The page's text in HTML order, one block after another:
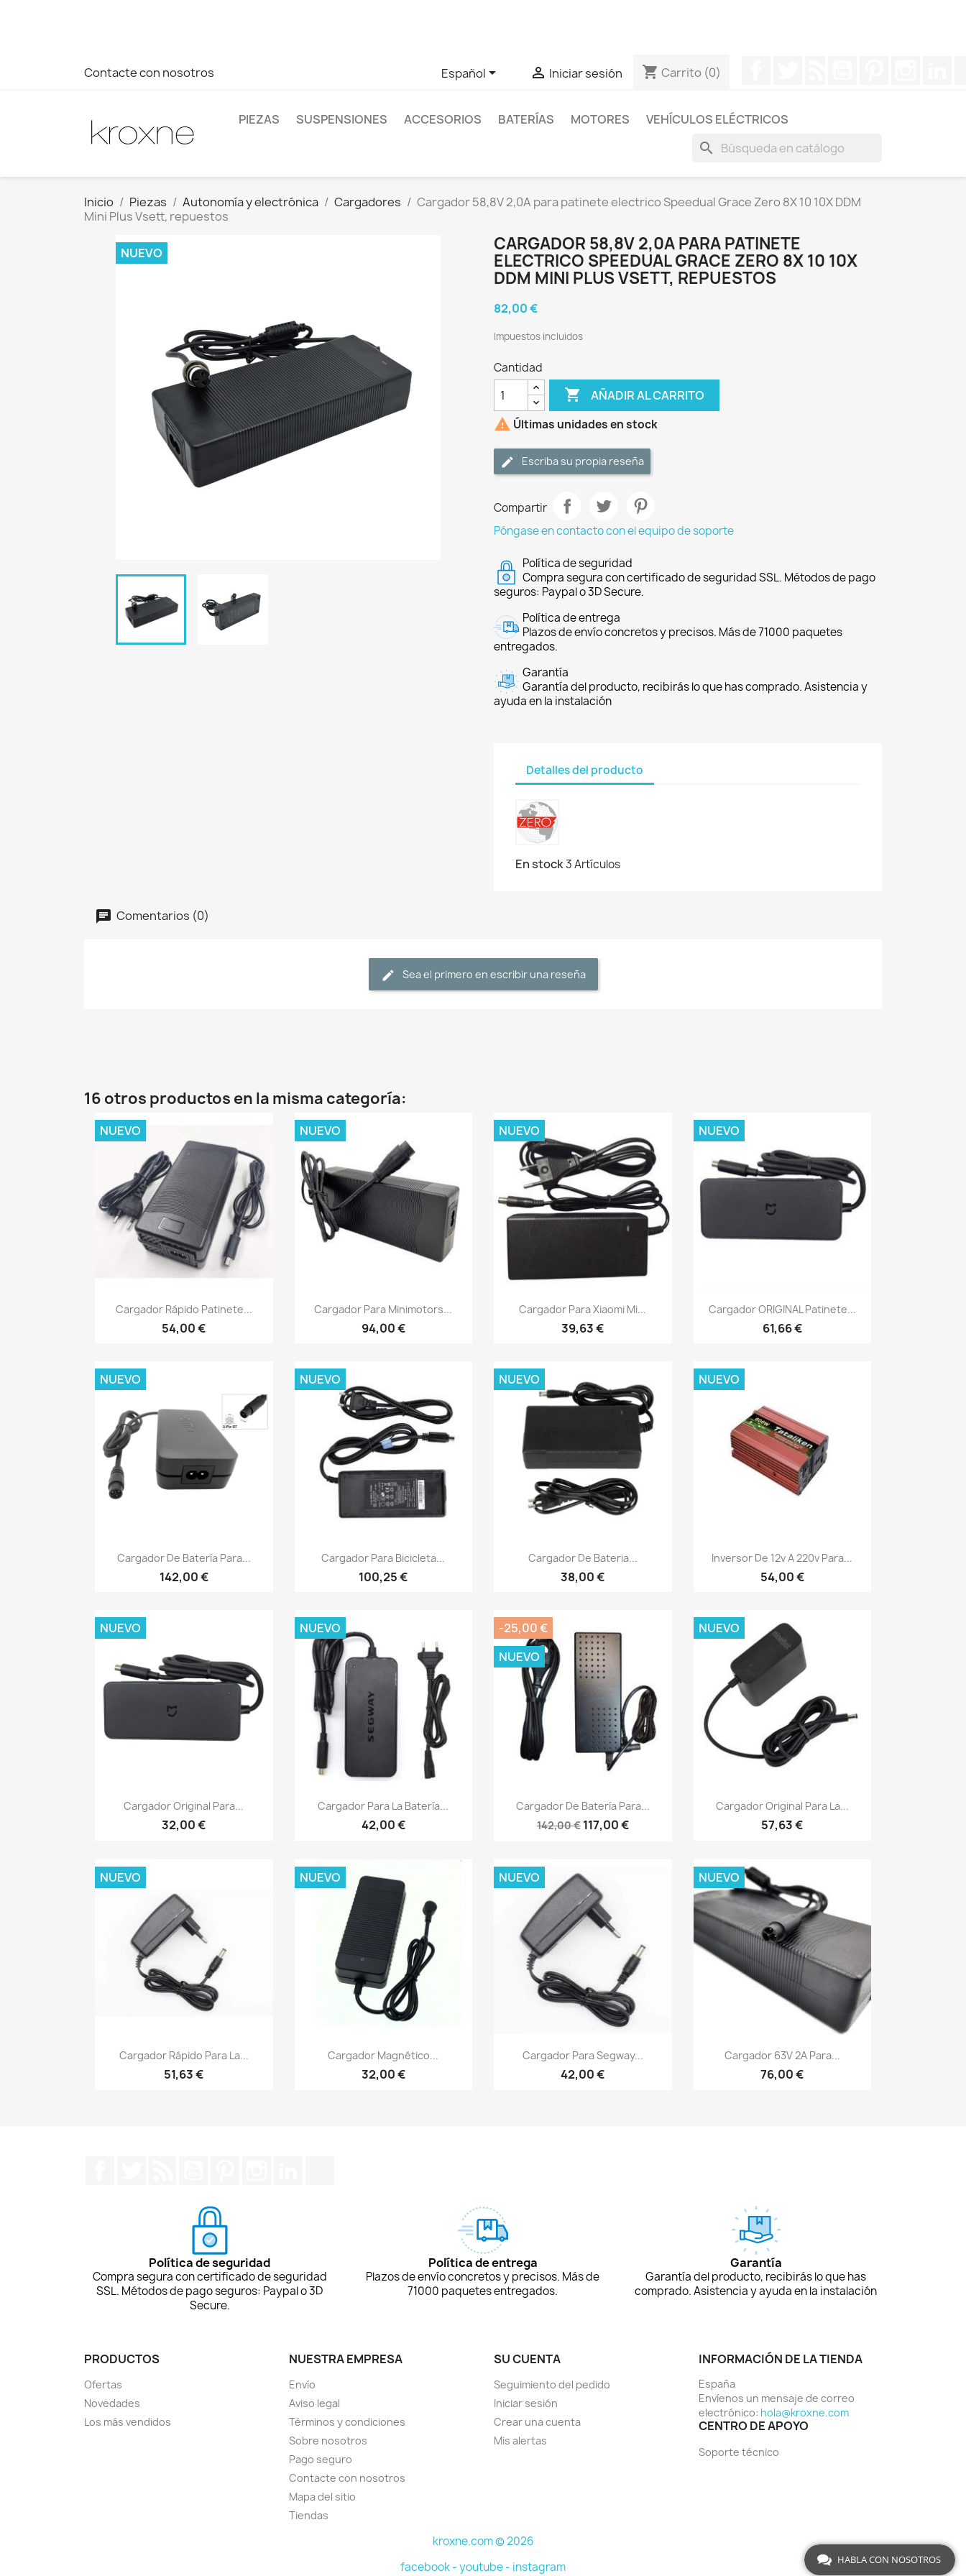
Contacte con nosotros Español  Iniciar sesión shopping_cart Carrito (0)
PIEZAS SUSPENSIONES ACCESORIOS BATERÍAS MOTORES VEHÍCULOS ELÉCTRICOS
search
Inicio Piezas Autonomía y electrónica Cargadores
Cargador 58,8V 2,0A para patinete electrico Speedual Grace Zero 8X 10 10X DDM
Mini Plus Vsett, repuestos
NUEVO
CARGADOR 58,8V 2,0A PARA PATINETE
ELECTRICO SPEEDUAL GRACE ZERO 8X 10 10X
DDM MINI PLUS VSETT, REPUESTOS
82,00 €
Impuestos incluidos
Cantidad
 AÑADIR AL CARRITO
 Últimas unidades en stock
Escriba su propia reseña
Compartir
Póngase en contacto con el equipo de soporte
Política de seguridad
Compra segura con certificado de seguridad SSL. Métodos de pago
seguros: Paypal o 3D Secure.
Política de entrega
Plazos de envío concretos y precisos. Más de 71000 paquetes
entregados.
Garantía
Garantía del producto, recibirás lo que has comprado. Asistencia y
ayuda en la instalación
Detalles del producto
En stock3 Artículos
Comentarios (0)
Sea el primero en escribir una reseña
16 otros productos en la misma categoría:
Vista rápida
Cargador Rápido Patinete...
54,00 €
NUEVO
Vista rápida
Cargador Para Minimotors...
94,00 €
NUEVO
Vista rápida
Cargador Para Xiaomi Mi...
39,63 €
NUEVO
Vista rápida
Cargador ORIGINAL Patinete...
61,66 €
NUEVO
Vista rápida
Cargador De Batería Para...
142,00 €
NUEVO
Vista rápida
Cargador Para Bicicleta...
100,25 €
NUEVO
Vista rápida
Cargador De Bateria...
38,00 €
NUEVO
Vista rápida
Inversor De 12v A 220v Para...
54,00 €
NUEVO
Vista rápida
Cargador Original Para...
32,00 €
NUEVO
Vista rápida
Cargador Para La Batería...
42,00 €
NUEVO
Vista rápida
Cargador De Batería Para...
142,00 € 117,00 €
-25,00 €
NUEVO
Vista rápida
Cargador Original Para La...
57,63 €
NUEVO
Vista rápida
Cargador Rápido Para La...
51,63 €
NUEVO
Vista rápida
Cargador Magnético...
32,00 €
NUEVO
Vista rápida
Cargador Para Segway...
42,00 €
NUEVO
Vista rápida
Cargador 63V 2A Para...
76,00 €
NUEVO
Política de seguridad
Compra segura con certificado de seguridad
SSL. Métodos de pago seguros: Paypal o 3D
Secure.
Política de entrega
Plazos de envío concretos y precisos. Más de
71000 paquetes entregados.
Garantía
Garantía del producto, recibirás lo que has
comprado. Asistencia y ayuda en la instalación
PRODUCTOS
Ofertas
Novedades
Los más vendidos
NUESTRA EMPRESA
Envío
Aviso legal
Términos y condiciones
Sobre nosotros
Pago seguro
Contacte con nosotros
Mapa del sitio
Tiendas
SU CUENTA
Seguimiento del pedido
Iniciar sesión
Crear una cuenta
Mis alertas
INFORMACIÓN DE LA TIENDA
España
Envíenos un mensaje de correo
electrónico: hola@kroxne.com
CENTRO DE APOYO
Soporte técnico
kroxne.com © 2026
facebook -youtube - instagram HABLA CON NOSOTROS